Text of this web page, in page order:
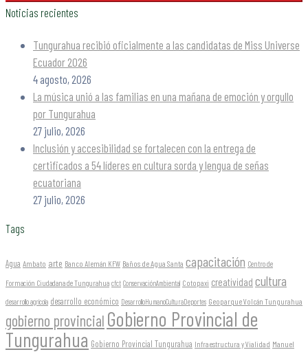
Noticias recientes
Tungurahua recibió oficialmente a las candidatas de Miss Universe
Ecuador 2026
4 agosto, 2026
La música unió a las familias en una mañana de emoción y orgullo
por Tungurahua
27 julio, 2026
Inclusión y accesibilidad se fortalecen con la entrega de
certificados a 54 líderes en cultura sorda y lengua de señas
ecuatoriana
27 julio, 2026
Tags
Agua Ambato arte Banco Alemán KFW Baños de Agua Santa capacitación Centro de
Formación Ciudadana de Tungurahua cfct ConservaciónAmbiental Cotopaxi creatividad cultura
desarrollo agrícola desarrollo económico DesarrolloHumanoCulturaDeportes Geoparque Volcán Tungurahua
gobierno provincial Gobierno Provincial de
Tungurahua Gobierno Provincial Tungurahua Infraestructura y Vialidad Manuel